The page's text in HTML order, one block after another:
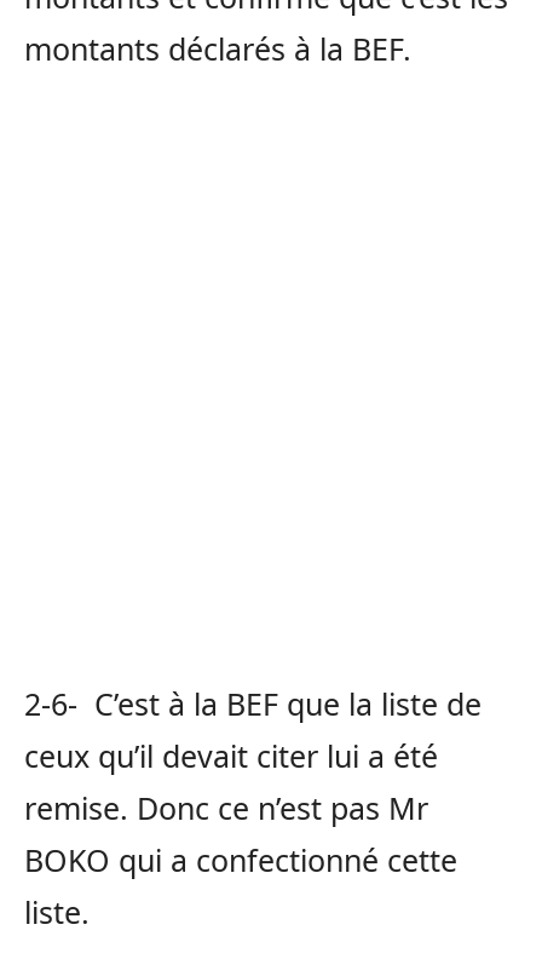
montants déclarés à la BEF.
2-6- C’est à la BEF que la liste de
ceux qu’il devait citer lui a été
remise. Donc ce n’est pas Mr
BOKO qui a confectionné cette
liste.